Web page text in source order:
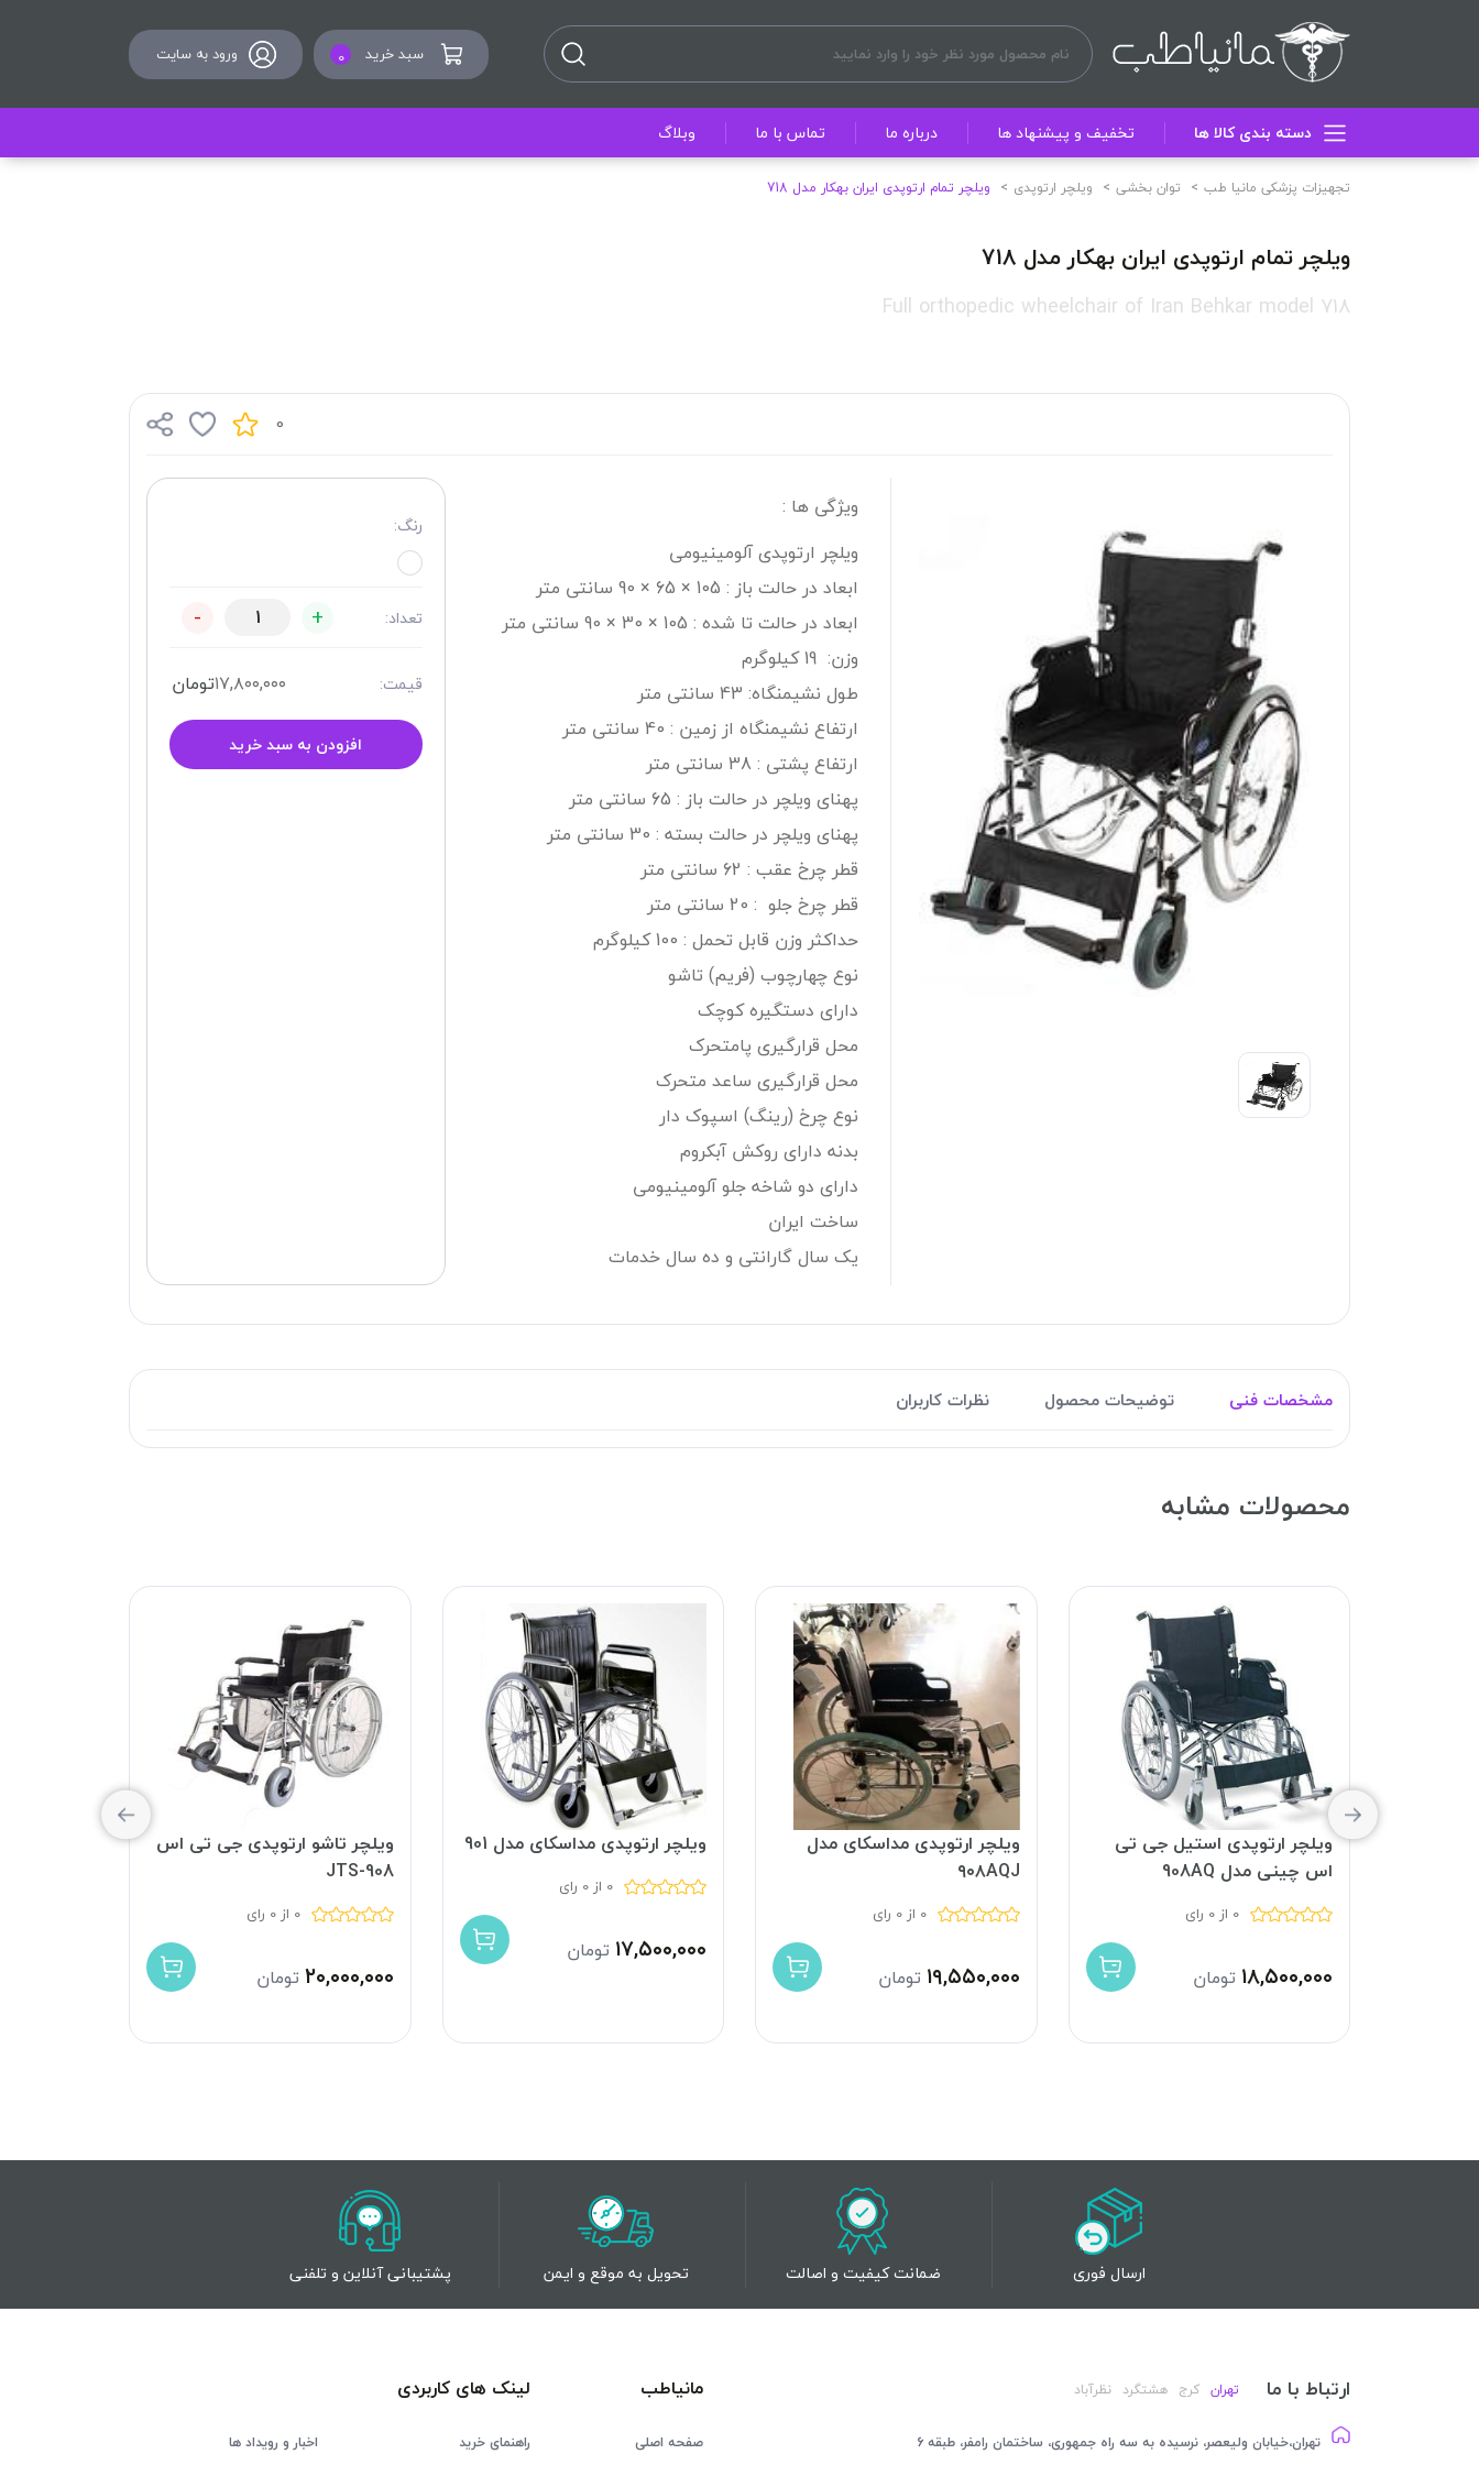
سبد خرید 0 ورود به سایت
دسته بندی کالا ها تخفیف و پیشنهاد ها درباره ما تماس با ما وبلاگ
تجهیزات پزشکی مانیا طب توان بخشی ویلچر ارتوپدی ویلچر تمام ارتوپدی ایران بهکار مدل 718
ویلچر تمام ارتوپدی ایران بهکار مدل 718
Full orthopedic wheelchair of Iran Behkar model 718
0
ویژگی ها :
ویلچر ارتوپدی آلومینیومی
ابعاد در حالت باز : 105 × 65 × 90 سانتی متر
ابعاد در حالت تا شده : 105 × 30 × 90 سانتی متر
وزن: 19 کیلوگرم
طول نشیمنگاه: 43 سانتی متر
ارتفاع نشیمنگاه از زمین : 40 سانتی متر
ارتفاع پشتی : 38 سانتی متر
پهنای ویلچر در حالت باز : 65 سانتی متر
پهنای ویلچر در حالت بسته : 30 سانتی متر
قطر چرخ عقب : 62 سانتی متر
قطر چرخ جلو : 20 سانتی متر
حداکثر وزن قابل تحمل : 100 کیلوگرم
نوع چهارچوب (فریم) تاشو
دارای دستگیره کوچک
محل قرارگیری پامتحرک
محل قرارگیری ساعد متحرک
نوع چرخ (رینگ) اسپوک دار
بدنه دارای روکش آبکروم
دارای دو شاخه جلو آلومینیومی
ساخت ایران
یک سال گارانتی و ده سال خدمات
رنگ:
تعداد: +
-
قیمت: ۱۷,۸۰۰,۰۰۰تومان
افزودن به سبد خرید
مشخصات فنی توضیحات محصول نظرات کاربران
محصولات مشابه
ویلچر ارتوپدی استیل جی تی
اس چینی مدل 908AQ
0 از 0 رای
۱۸,۵۰۰,۰۰۰ تومان
ویلچر ارتوپدی مداسکای مدل
۹۰۸AQJ
0 از 0 رای
۱۹,۵۵۰,۰۰۰ تومان
ویلچر ارتوپدی مداسکای مدل 901
0 از 0 رای
۱۷,۵۰۰,۰۰۰ تومان
ویلچر تاشو ارتوپدی جی تی اس
JTS-908
0 از 0 رای
۲۰,۰۰۰,۰۰۰ تومان
ارسال فوری ضمانت کیفیت و اصالت تحویل به موقع و ایمن پشتیبانی آنلاین و تلفنی
ارتباط با ما تهران کرج هشتگرد نظرآباد
تهران،خیابان ولیعصر، نرسیده به سه راه جمهوری، ساختمان رامفر، طبقه 6
مانیاطب
صفحه اصلی
لینک های کاربردی
راهنمای خرید اخبار و رویداد ها